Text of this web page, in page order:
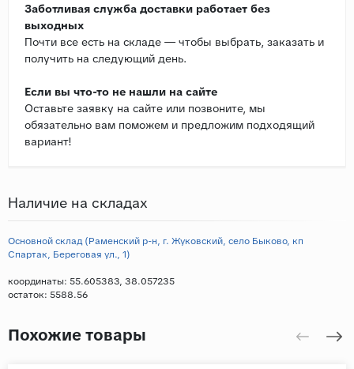
Заботливая служба доставки работает без
выходных
Почти все есть на складе — чтобы выбрать, заказать и
получить на следующий день.
Если вы что-то не нашли на сайте
Оставьте заявку на сайте или позвоните, мы
обязательно вам поможем и предложим подходящий
вариант!
Наличие на складах
Основной склад (Раменский р-н, г. Жуковский, село Быково, кп
Спартак, Береговая ул., 1)
координаты: 55.605383, 38.057235
остаток: 5588.56
Похожие товары